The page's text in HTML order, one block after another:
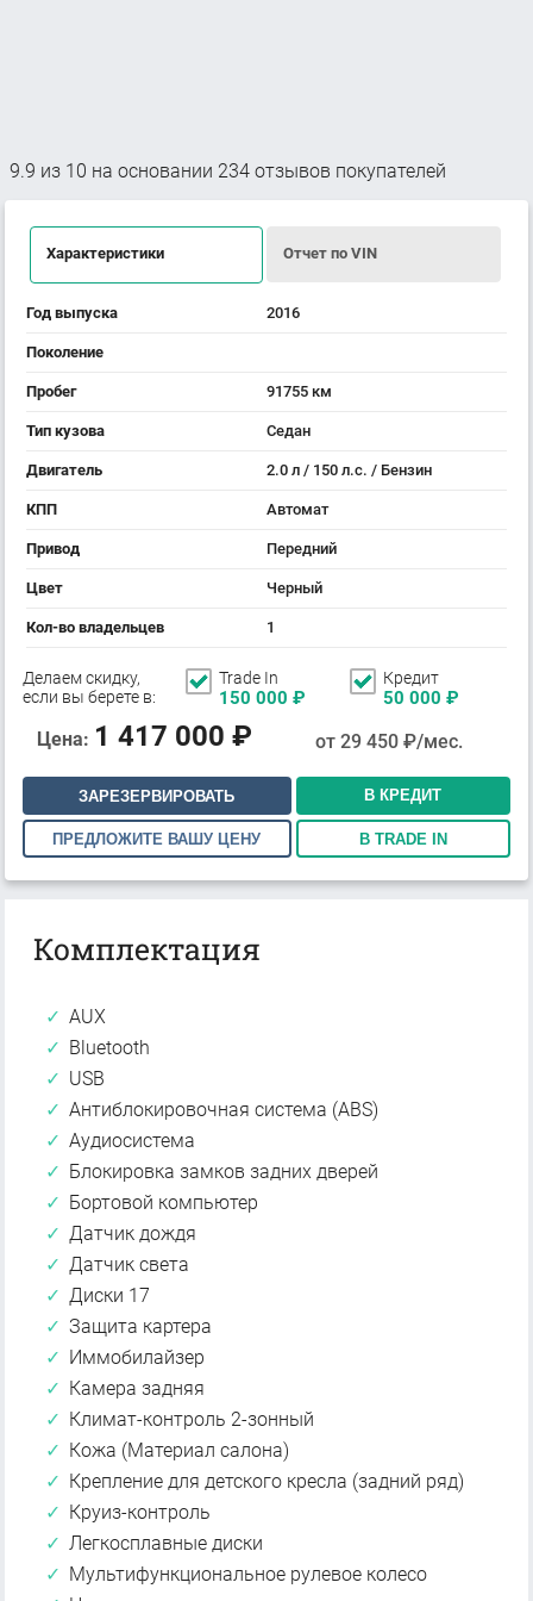
9.9 из 10 на основании 234 отзывов покупателей
Характеристики Отчет по VIN
Год выпуска 2016
Поколение
Пробег 91755 км
Тип кузова Седан
Двигатель 2.0 л / 150 л.с. / Бензин
КПП Автомат
Привод Передний
Цвет Черный
Кол-во владельцев 1
Делаем скидку,
если вы берете в:
Trade In
150 000 ₽
Кредит
50 000 ₽
Цена: 1 417 000 ₽ от 29 450₽/мес.
ЗАРЕЗЕРВИРОВАТЬ В КРЕДИТ
ПРЕДЛОЖИТЕ ВАШУ ЦЕНУ В TRADE IN
Комплектация
AUX
Bluetooth
USB
Антиблокировочная система (ABS)
Аудиосистема
Блокировка замков задних дверей
Бортовой компьютер
Датчик дождя
Датчик света
Диски 17
Защита картера
Иммобилайзер
Камера задняя
Климат-контроль 2-зонный
Кожа (Материал салона)
Крепление для детского кресла (задний ряд)
Круиз-контроль
Легкосплавные диски
Мультифункциональное рулевое колесо